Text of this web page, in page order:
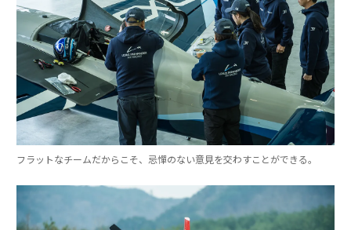
フラットなチームだからこそ、忌憚のない意見を交わすことができる。